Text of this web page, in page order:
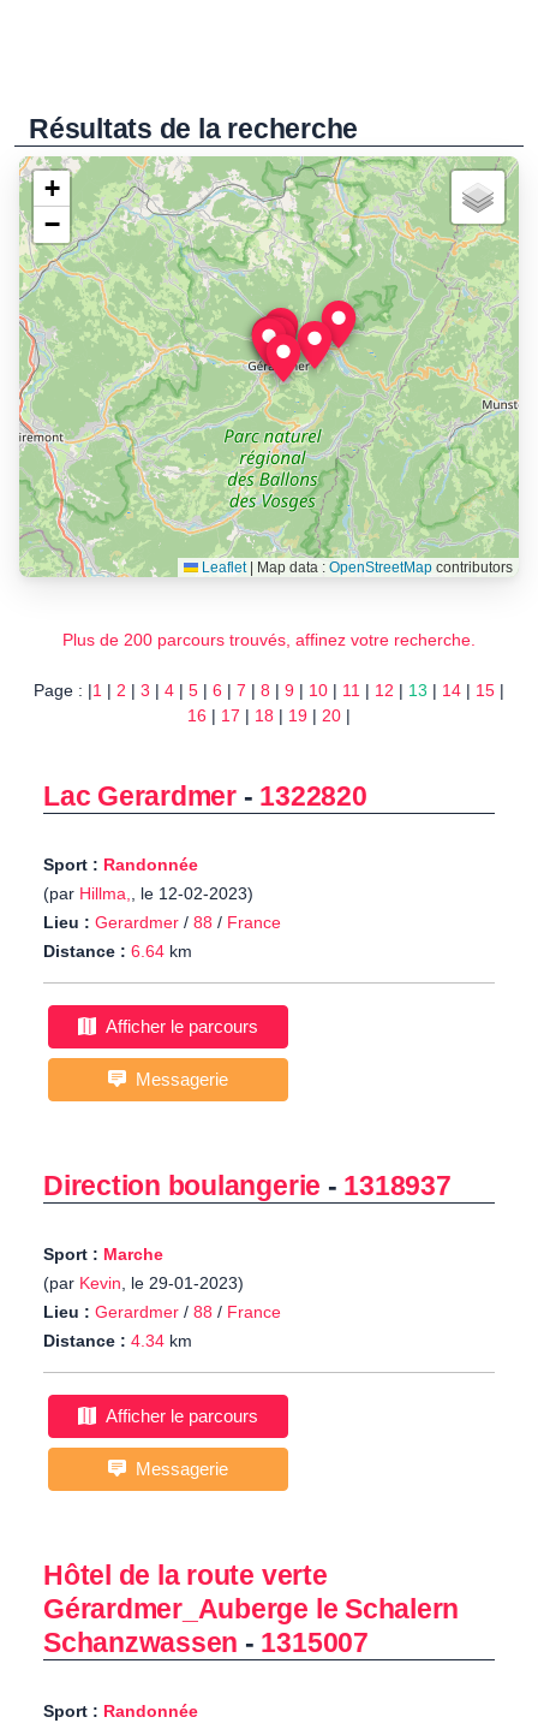
Résultats de la recherche
+
−
Leaflet Map data : OpenStreetMapcontributors
Plus de 200 parcours trouvés, affinez votre recherche.
Page : |1 | 2 | 3 | 4 | 5 | 6 | 7 | 8 | 9 | 10 | 11 | 12 | 13 | 14 | 15 |
16 | 17 | 18 | 19 | 20 |
Lac Gerardmer- 1322820
Sport : Randonnée
(par Hillma,, le 12-02-2023)
Lieu : Gerardmer / 88 / France
Distance : 6.64 km
Afficher le parcours
Messagerie
Direction boulangerie - 1318937
Sport : Marche
(par Kevin, le 29-01-2023)
Lieu : Gerardmer / 88 / France
Distance : 4.34 km
Afficher le parcours
Messagerie
Hôtel de la route verte
Gérardmer_Auberge le Schalern
Schanzwassen - 1315007
Sport : Randonnée